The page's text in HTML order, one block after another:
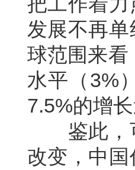
发展不再
球范围来
水平（3%
7.5%的增
鉴此，可
改变，中